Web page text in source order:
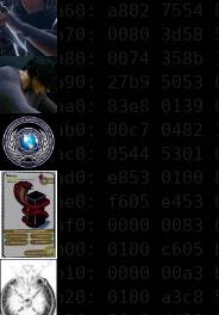
00000aa0: 83e8
00000ab0: 00c7
00000ac0: 0544
00000ad0: e853
00000ae0: f605
00000af0: 0000
00000b00: 0100
00000b10: 0000
00000b20: 0100
00000b30: 00a3
00000b40: 0080
00000b50: 0074
00000b60: b950